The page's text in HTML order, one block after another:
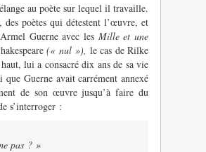
au poète sur lequel il travaille.
poètes qui détestent l’œuvre, et
Guerne avec les Mille et une
(« nul »), le cas de Rilke
lui a consacré dix ans de sa vie
Guerne avait carrément annexé
de son œuvre jusqu’à faire du
s’interroger :
pas ? »